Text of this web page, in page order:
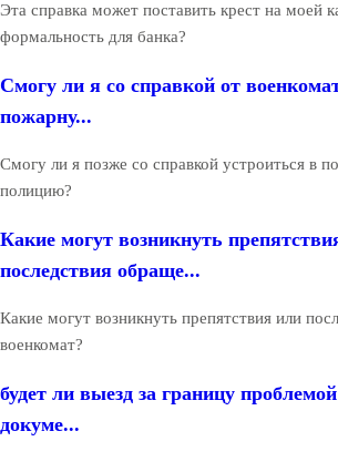
Эта справка может поставить крест на моей
формальность для банка?
Смогу ли я со справкой от
пожарну...
Смогу ли я позже со справкой устроиться в
полицию?
Какие могут возникнуть
последствия обраще...
Какие могут возникнуть препятствия или
военкомат?
будет ли выезд за границу
докуме...